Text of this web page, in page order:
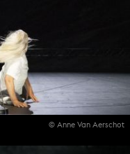
© Anne Van Aerschot